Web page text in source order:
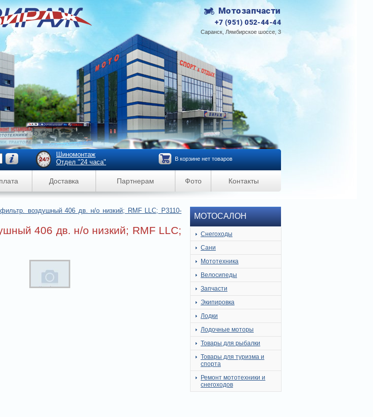
Мотозапчасти
+7 (951) 052-44-44
Саранск, Лямбирское шоссе, 3
Доставка Партнерам Фото Контакты
Шиномонтаж
Отдел "24 часа"
В корзине нет товаров
воздушный 406 дв. н/о низкий; RMF LLC; Р3110-
406 дв. н/о низкий; RMF LLC;
МОТОСАЛОН
Снегоходы
Сани
Мототехника
Велосипеды
Запчасти
Экипировка
Лодки
Лодочные моторы
Товары для рыбалки
Товары для туризма и
спорта
Ремонт мототехники и
снегоходов